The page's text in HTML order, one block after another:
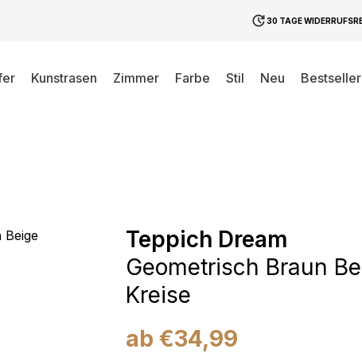
30 TAGE
Kunstrasen Zimmer Farbe Stil Neu Bestseller
Teppich Dream
Geometrisch Braun
Kreise
ab €34,99